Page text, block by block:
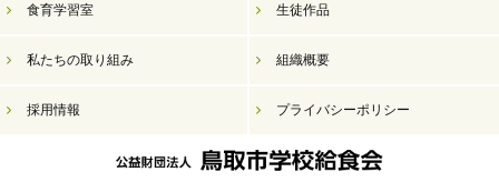
食育学習室 生徒作品
私たちの取り組み 組織概要
採用情報 プライバシーポリシー